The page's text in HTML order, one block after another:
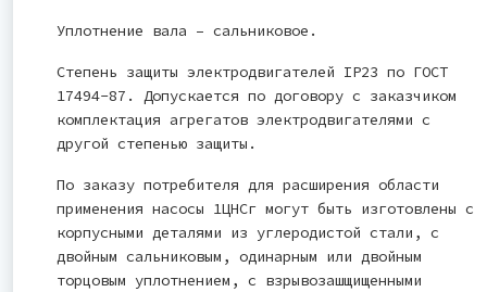
Уплотнение вала – сальниковое.
Степень защиты электродвигателей IP23 по ГОСТ
17494-87. Допускается по договору с заказчиком
комплектация агрегатов электродвигателями с
другой степенью защиты.
По заказу потребителя для расширения области
применения насосы 1ЦНСг могут быть изготовлены с
корпусными деталями из углеродистой стали, с
двойным сальниковым, одинарным или двойным
торцовым уплотнением, с взрывозашщищенными